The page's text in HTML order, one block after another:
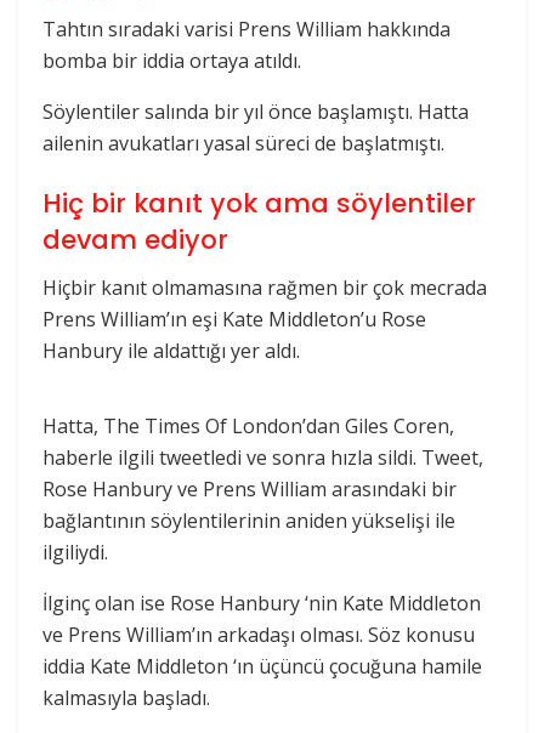
Tahtın sıradaki varisi Prens William hakkında
bomba bir iddia ortaya atıldı.
Söylentiler salında bir yıl önce başlamıştı. Hatta
ailenin avukatları yasal süreci de başlatmıştı.
Hiç bir kanıt yok ama söylentiler
devam ediyor
Hiçbir kanıt olmamasına rağmen bir çok mecrada
Prens William’ın eşi Kate Middleton’u Rose
Hanbury ile aldattığı yer aldı.
Hatta, The Times Of London’dan Giles Coren,
haberle ilgili tweetledi ve sonra hızla sildi. Tweet,
Rose Hanbury ve Prens William arasındaki bir
bağlantının söylentilerinin aniden yükselişi ile
ilgiliydi.
İlginç olan ise Rose Hanbury ‘nin Kate Middleton
ve Prens William’ın arkadaşı olması. Söz konusu
iddia Kate Middleton ‘ın üçüncü çocuğuna hamile
kalmasıyla başladı.